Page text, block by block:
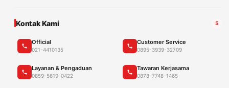
Kontak Kami 5
Official
021-4410135
Customer Service
0895-3939-32709
Layanan & Pengaduan
0859-5619-0422
Tawaran Kerjasama
0878-7748-1465